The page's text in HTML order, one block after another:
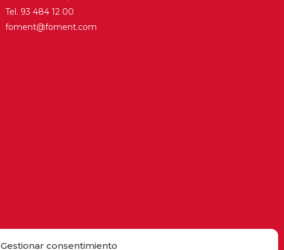
Gestionar consentimiento
Tel. 93 484 12 00
foment@foment.com